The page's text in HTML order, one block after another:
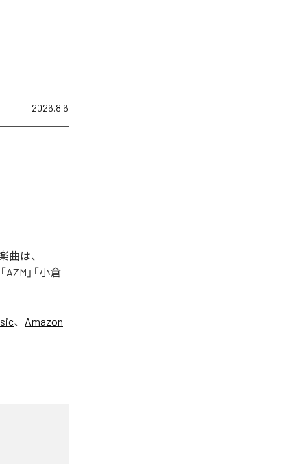
2026.8.6
曲は、
AZM」「小倉
、 Amazon